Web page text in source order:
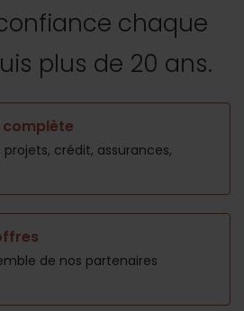
chaque
plus de 20 ans.
crédit, assurances,
de nos partenaires